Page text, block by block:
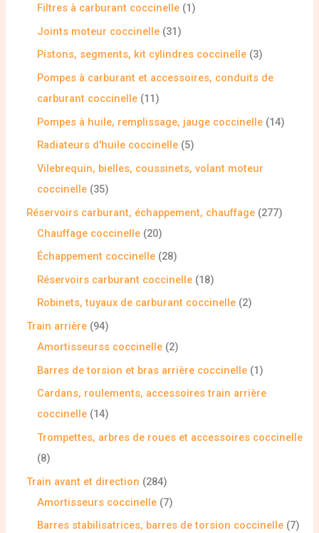
Filtres à carburant coccinelle 1
Joints moteur coccinelle 31
Pistons, segments, kit cylindres coccinelle 3
Pompes à carburant et accessoires, conduits de
carburant coccinelle 11
Pompes à huile, remplissage, jauge coccinelle 14
Radiateurs d'huile coccinelle 5
Vilebrequin, bielles, coussinets, volant moteur
coccinelle 35
Réservoirs carburant, échappement, chauffage 277
Chauffage coccinelle 20
Échappement coccinelle 28
Réservoirs carburant coccinelle 18
Robinets, tuyaux de carburant coccinelle 2
Train arrière 94
Amortisseurss coccinelle 2
Barres de torsion et bras arrière coccinelle 1
Cardans, roulements, accessoires train arrière
coccinelle 14
Trompettes, arbres de roues et accessoires coccinelle
8
Train avant et direction
284
Amortisseurs coccinelle 7
Barres stabilisatrices, barres de torsion coccinelle 7